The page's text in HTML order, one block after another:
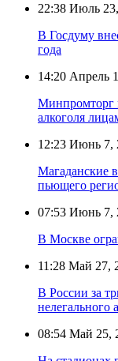
22:38 Июль
В Госдуму
года
14:20 Апрель
Минпромторг
алкоголя
12:23 Июнь 7,
Магаданские
пьющего
07:53 Июнь 7,
В Москве
11:28 Май 27,
В России за
нелегального
08:54 Май 25,